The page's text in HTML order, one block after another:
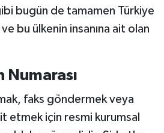
bugün de tamamen Türkiye
ve bu ülkenin insanına ait olan
Numarası
faks göndermek veya
etmek için resmi kurumsal